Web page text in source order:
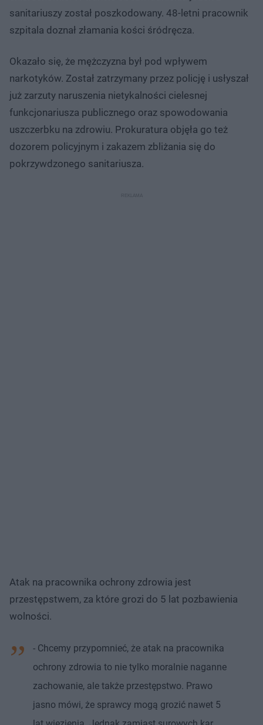
sanitariuszy został poszkodowany. 48-letni pracownik
szpitala doznał złamania kości śródręcza.
Okazało się, że mężczyzna był pod wpływem
narkotyków. Został zatrzymany przez policję i usłyszał
już zarzuty naruszenia nietykalności cielesnej
funkcjonariusza publicznego oraz spowodowania
uszczerbku na zdrowiu. Prokuratura objęła go też
dozorem policyjnym i zakazem zbliżania się do
pokrzywdzonego sanitariusza.
Atak na pracownika ochrony zdrowia jest
przestępstwem, za które grozi do 5 lat pozbawienia
wolności.
- Chcemy przypomnieć, że atak na pracownika
ochrony zdrowia to nie tylko moralnie naganne
zachowanie, ale także przestępstwo. Prawo
jasno mówi, że sprawcy mogą grozić nawet 5